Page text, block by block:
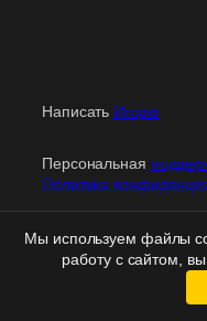
Мы используем файлы
работу с сайтом,
Написать Игорю
Персональная
Политика